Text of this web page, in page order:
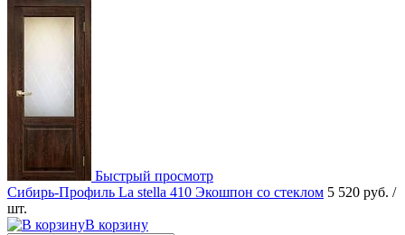
Быстрый просмотр
Сибирь-Профиль La stella 410 Экошпон со стеклом 5 520 руб. /
шт.
В корзину